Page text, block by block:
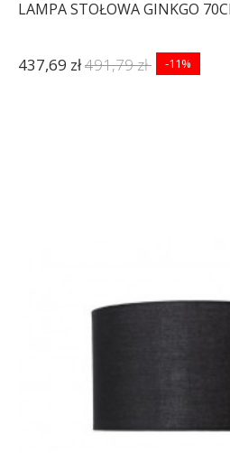
LAMPA STOŁOWA GINKGO
437,69 zł491,79 zł -11%